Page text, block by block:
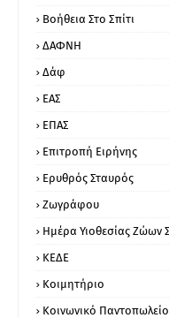
Βοήθεια Στο Σπίτι
ΔΑΦΝΗ
Δάφ
ΕΑΣ
ΕΠΑΣ
Επιτροπή Ειρήνης
Ερυθρός Σταυρός
Ζωγράφου
Ημέρα Υιοθεσίας Ζώων
ΚΕΔΕ
Κοιμητήριο
Κοινωνικό Παντοπωλείο